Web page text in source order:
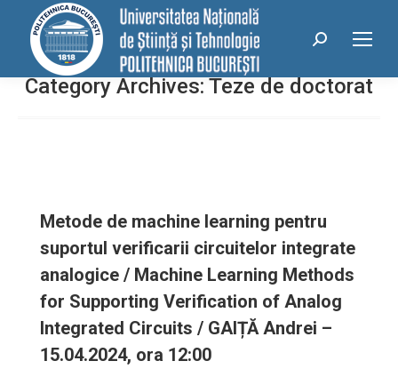
conținut
Search:
Category Archives: Teze de doctorat
Metode de machine learning pentru
suportul verificarii circuitelor integrate
analogice / Machine Learning Methods
for Supporting Verification of Analog
Integrated Circuits / GAIȚĂ Andrei –
15.04.2024, ora 12:00